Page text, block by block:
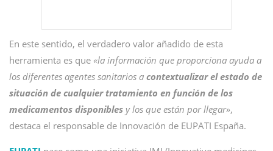
En este sentido, el verdadero valor añadido de esta
herramienta es que «la información que proporciona ayuda a
los diferentes agentes sanitarios a contextualizar el estado de
situación de cualquier tratamiento en función de los
medicamentos disponibles y los que están por llegar»,
destaca el responsable de Innovación de EUPATI España.